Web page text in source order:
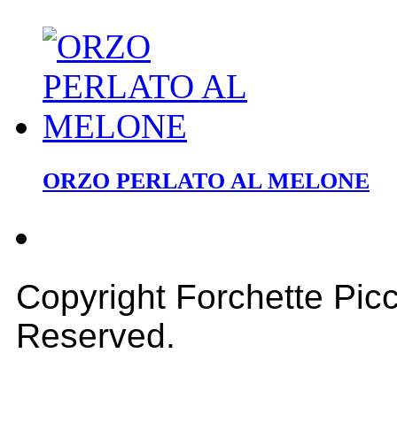
ORZO PERLATO AL MELONE
Copyright Forchette
Reserved.